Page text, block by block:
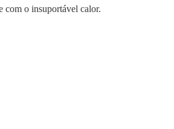
com o insuportável calor.